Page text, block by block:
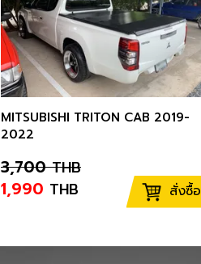
MITSUBISHI TRITON CAB 2019-
2022
3,700 THB
1,990 THB สั่งซื้อ